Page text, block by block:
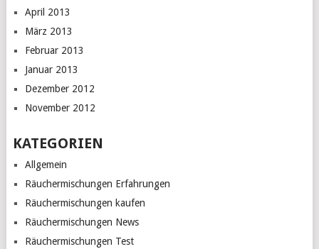
April 2013
März 2013
Februar 2013
Januar 2013
Dezember 2012
November 2012
KATEGORIEN
Allgemein
Räuchermischungen Erfahrungen
Räuchermischungen kaufen
Räuchermischungen News
Räuchermischungen Test